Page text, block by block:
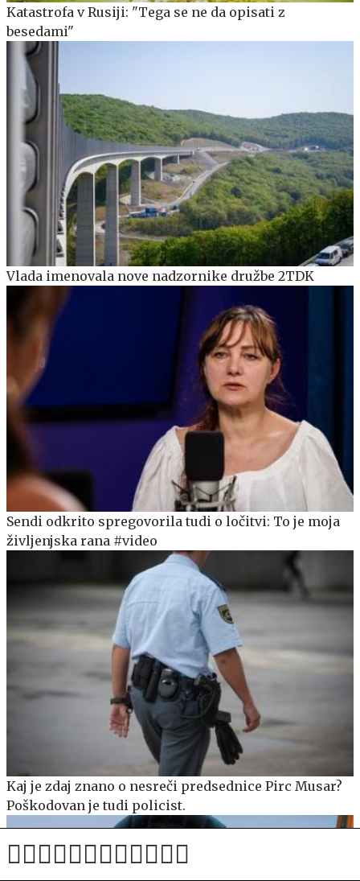
Katastrofa v Rusiji: "Tega se ne da opisati z
besedami"
Vlada imenovala nove nadzornike družbe 2TDK
Sendi odkrito spregovorila tudi o ločitvi: To je moja
življenjska rana #video
Kaj je zdaj znano o nesreči predsednice Pirc Musar?
Poškodovan je tudi policist.